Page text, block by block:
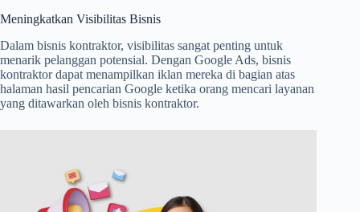
Meningkatkan Visibilitas Bisnis
Dalam bisnis kontraktor, visibilitas sangat penting untuk
menarik pelanggan potensial. Dengan Google Ads, bisnis
kontraktor dapat menampilkan iklan mereka di bagian atas
halaman hasil pencarian Google ketika orang mencari layanan
yang ditawarkan oleh bisnis kontraktor.